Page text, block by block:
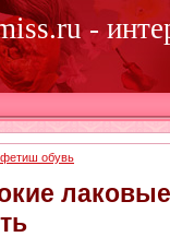
-
фетиш обувь